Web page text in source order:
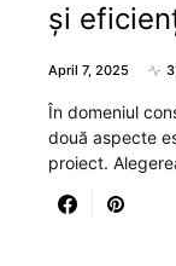
și
April 7, 2025
În domeniul
două aspecte
proiect.